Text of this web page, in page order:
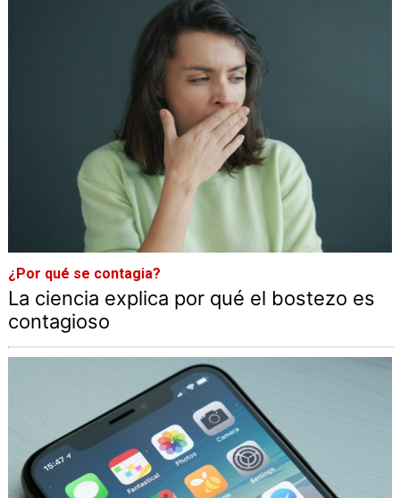
¿Por qué se contagia?
La ciencia explica por qué el bostezo es
contagioso